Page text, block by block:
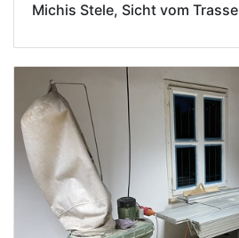
Michis Stele, Sicht vom